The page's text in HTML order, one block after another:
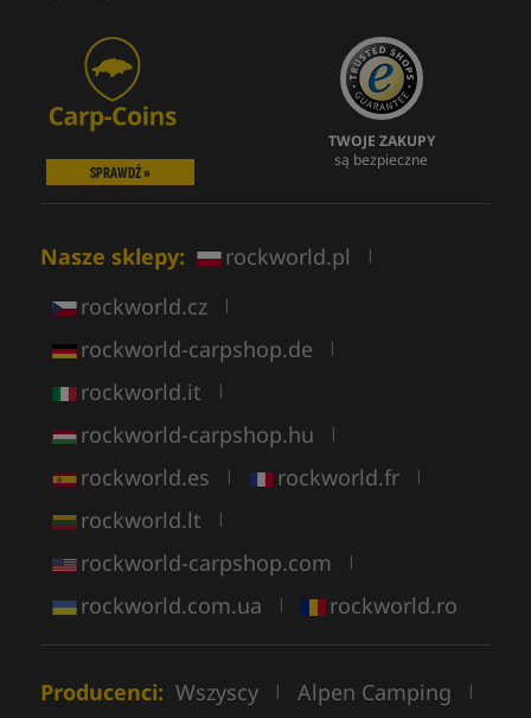
SPRAWDŹ »
TWOJE ZAKUPY
są bezpieczne
Nasze sklepy: rockworld.pl |
rockworld.cz |
rockworld-carpshop.de |
rockworld.it |
rockworld-carpshop.hu |
rockworld.es | rockworld.fr |
rockworld.lt |
rockworld-carpshop.com |
rockworld.com.ua | rockworld.ro
Producenci: Wszyscy | Alpen Camping |